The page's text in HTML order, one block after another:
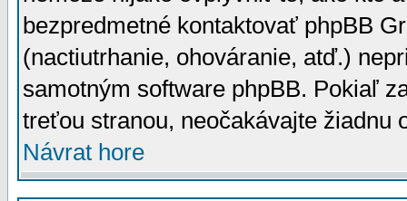
bezpredmetné kontaktovať phpBB
(nactiutrhanie, ohováranie, atď.)
samotným software phpBB. Pokiaľ
treťou stranou, neočakávajte žiadnu
Návrat hore